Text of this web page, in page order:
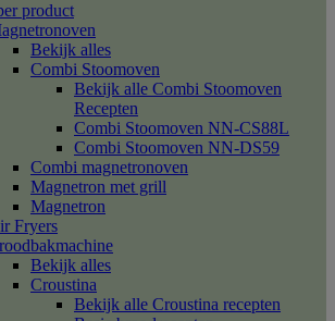
product
Bekijk alles
Combi Stoomoven
Bekijk alle Combi Stoomoven
Recepten
Combi Stoomoven NN-CS88L
Combi Stoomoven NN-DS59
Combi magnetronoven
Magnetron met grill
Magnetron
Fryers
Bekijk alles
Croustina
Bekijk alle Croustina recepten